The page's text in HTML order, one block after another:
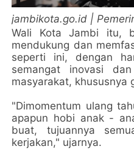
jambikota.go.id |
Wali Kota Jambi itu,
mendukung dan
seperti ini, dengan
semangat inovasi
masyarakat, khususnya
"Dimomentum ulang
apapun hobi anak -
buat, tujuannya
kerjakan," ujarnya.